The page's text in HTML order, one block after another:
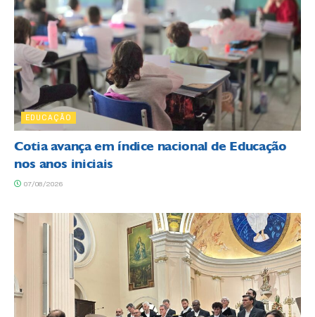
EDUCAÇÃO
Cotia avança em índice nacional de Educação
nos anos iniciais
07/08/2026